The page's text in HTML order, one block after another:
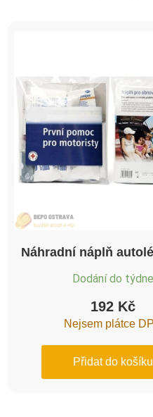
Náhradní náplň
Dodání do týdne
192 Kč
Nejsem plátce
Přidat do košíku